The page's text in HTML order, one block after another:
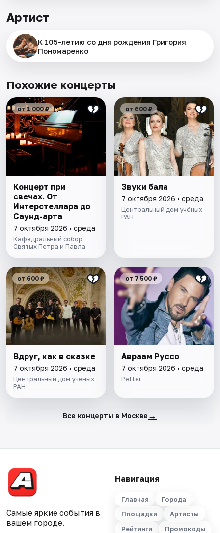
Артист
К 105-летию со дня рождения Григория
Пономаренко
Похожие концерты
от 1 000 ₽
Концерт при
свечах. От
Интерстеллара до
Саунд-арта
7 октября 2026 • среда
Кафедральный собор
Святых Петра и Павла
от 600 ₽
Звуки бала
7 октября 2026 • среда
Центральный дом учёных
РАН
от 600 ₽
Вдруг, как в сказке
7 октября 2026 • среда
Центральный дом учёных
РАН
от 7 500 ₽
Авраам Руссо
7 октября 2026 • среда
Petter
Все концерты в Москве →
Самые яркие события в
вашем городе.
Навигация
Главная
Города
Площадки
Артисты
Рейтинги
Промокоды